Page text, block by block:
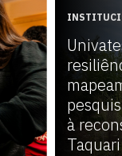
à
Taquari